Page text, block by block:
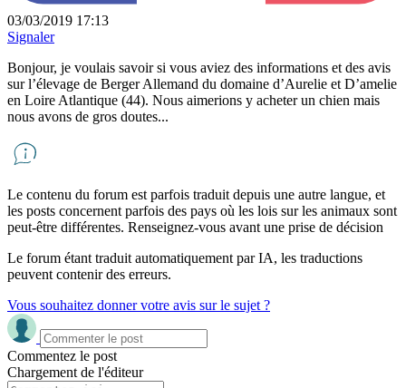
03/03/2019 17:13
Signaler
Bonjour, je voulais savoir si vous aviez des informations et des avis
sur l’élevage de Berger Allemand du domaine d’Aurelie et D’amelie
en Loire Atlantique (44). Nous aimerions y acheter un chien mais
nous avons de gros doutes...
Le contenu du forum est parfois traduit depuis une autre langue, et
les posts concernent parfois des pays où les lois sur les animaux sont
peut-être différentes. Renseignez-vous avant une prise de décision
Le forum étant traduit automatiquement par IA, les traductions
peuvent contenir des erreurs.
Vous souhaitez donner votre avis sur le sujet ?
Commentez le post
Chargement de l'éditeur